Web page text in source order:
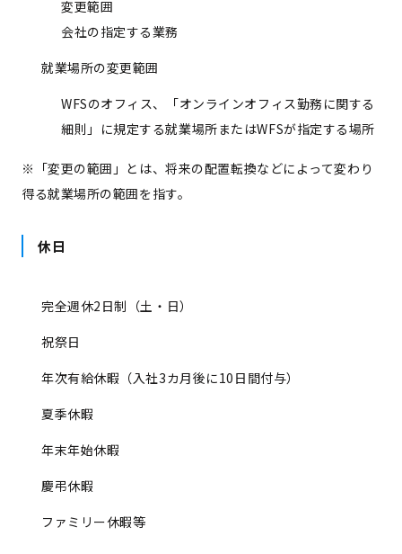
変更範囲
会社の指定する業務
就業場所の変更範囲
WFSのオフィス、「オンラインオフィス勤務に関する
細則」に規定する就業場所またはWFSが指定する場所
※「変更の範囲」とは、将来の配置転換などによって変わり
得る就業場所の範囲を指す。
休日
完全週休2日制（土・日）
祝祭日
年次有給休暇（入社3カ月後に10日間付与）
夏季休暇
年末年始休暇
慶弔休暇
ファミリー休暇等